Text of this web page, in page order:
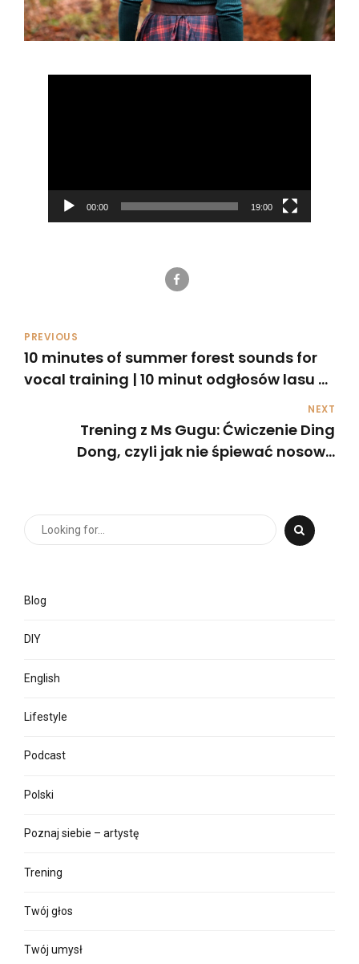
00:00 19:00
PREVIOUS
10 minutes of summer forest sounds for
vocal training | 10 minut odgłosów lasu w
NEXT
Trening z Ms Gugu: Ćwiczenie Ding
Dong, czyli jak nie śpiewać nosowo
Blog
DIY
English
Lifestyle
Podcast
Polski
Poznaj siebie – artystę
Trening
Twój głos
Twój umysł